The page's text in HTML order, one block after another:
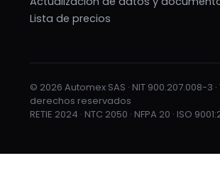
Lista de precios
© 2026 Automex SAS · NIT 900.207.008-3
derechos reservados
RETIE 2024 · NTC 2050 · NFPA 20 · ISO